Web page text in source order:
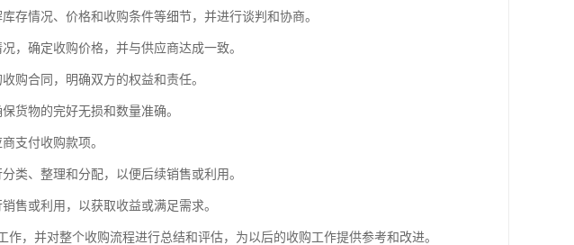
存情况、价格和收购条件等细节，并进行谈判和协商。
，确定收购价格，并与供应商达成一致。
购合同，明确双方的权益和责任。
货物的完好无损和数量准确。
支付收购款项。
类、整理和分配，以便后续销售或利用。
售或利用，以获取收益或满足需求。
，并对整个收购流程进行总结和评估，为以后的收购工作提供参考和改进。